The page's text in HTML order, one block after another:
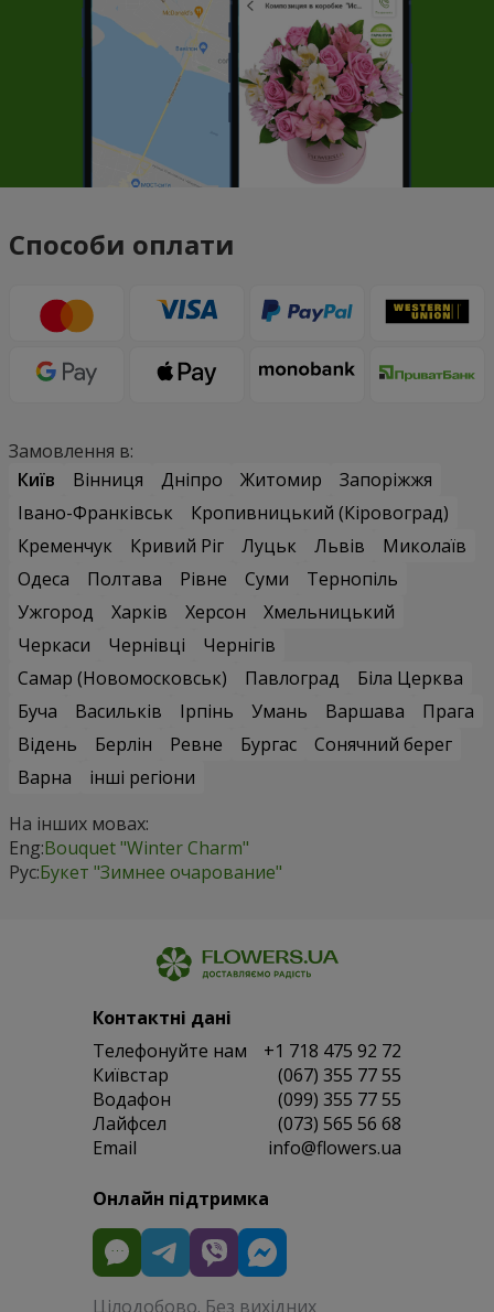
Способи оплати
Замовлення в:
Київ
Вінниця Дніпро Житомир
Запоріжжя
Івано-Франківськ
Кропивницький (Кіровоград)
Кременчук
Кривий Ріг Луцьк Львів
Миколаїв
Одеса
Полтава Рівне Суми
Тернопіль
Ужгород
Харків Херсон
Хмельницький
Черкаси
Чернівці
Чернігів
Самар (Новомосковськ)
Павлоград
Біла Церква
Буча
Васильків Ірпінь Умань Варшава
Прага
Відень
Берлін Ревне Бургас
Сонячний берег
Варна
інші регіони
На інших мовах:
Eng:Bouquet "Winter Charm"
Рус:Букет "Зимнее очарование"
Контактні дані
Телефонуйте нам
+1 718 475 92 72
Київстар
(067) 355 77 55
Водафон
(099) 355 77 55
Лайфсел
(073) 565 56 68
Email
info@flowers.ua
Онлайн підтримка
Цілодобово. Без вихідних